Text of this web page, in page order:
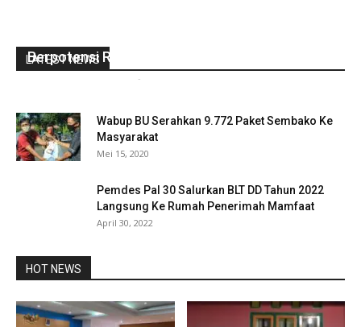
LATEST NEWS
Berpotensi Rugi Rp6,4 Triliun
-
Wabup BU Serahkan 9.772 Paket Sembako Ke
Masyarakat
Mei 15, 2020
Pemdes Pal 30 Salurkan BLT DD Tahun 2022
Langsung Ke Rumah Penerimah Mamfaat
April 30, 2022
HOT NEWS